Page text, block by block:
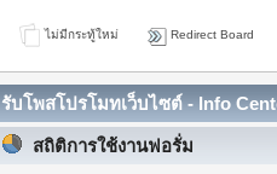
ไม่มีกระทู้ใหม่ Redirect Board
รับโพสโปรโมทเว็บไซต์ - Info
สถิติการใช้งานฟอรั่ม